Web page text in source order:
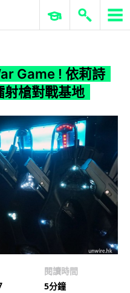
ERP 與商業 AI
Game ! 依莉詩
射槍對戰基地
閱讀時間
5分鐘